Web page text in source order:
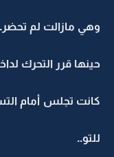
وهي مازالت لم
حينها قرر التحرك
كانت تجلس أمام
للتو..